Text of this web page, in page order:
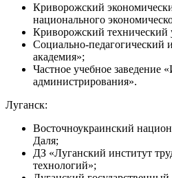
Криворожский
национального
Криворожский технический
Социально-педагогический
академия»;
Частное учебное заведение
администрирования».
Луганск:
Восточноукраинский
Даля;
ДЗ «Луганский институт
технологий»;